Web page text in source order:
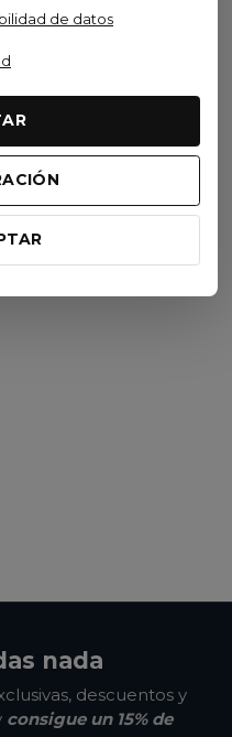
de datos
nada
descuentos y
consigue un 15% de